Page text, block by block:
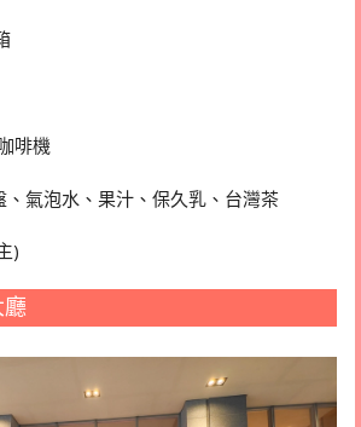
啡機
、氣泡水、果汁、保久乳、台灣茶
)
廳